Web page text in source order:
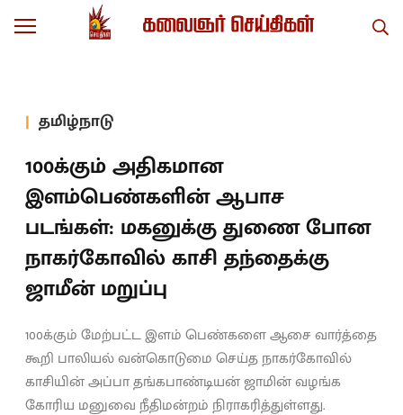
தமிழ்நாடு
100க்கும் அதிகமான
இளம்பெண்களின் ஆபாச
படங்கள்: மகனுக்கு துணை போன
நாகர்கோவில் காசி தந்தைக்கு
ஜாமீன் மறுப்பு
100க்கும் மேற்பட்ட இளம் பெண்களை ஆசை வார்த்தை
கூறி பாலியல் வன்கொடுமை செய்த நாகர்கோவில்
காசியின் அப்பா தங்கபாண்டியன் ஜாமின் வழங்க
கோரிய மனுவை நீதிமன்றம் நிராகரித்துள்ளது.